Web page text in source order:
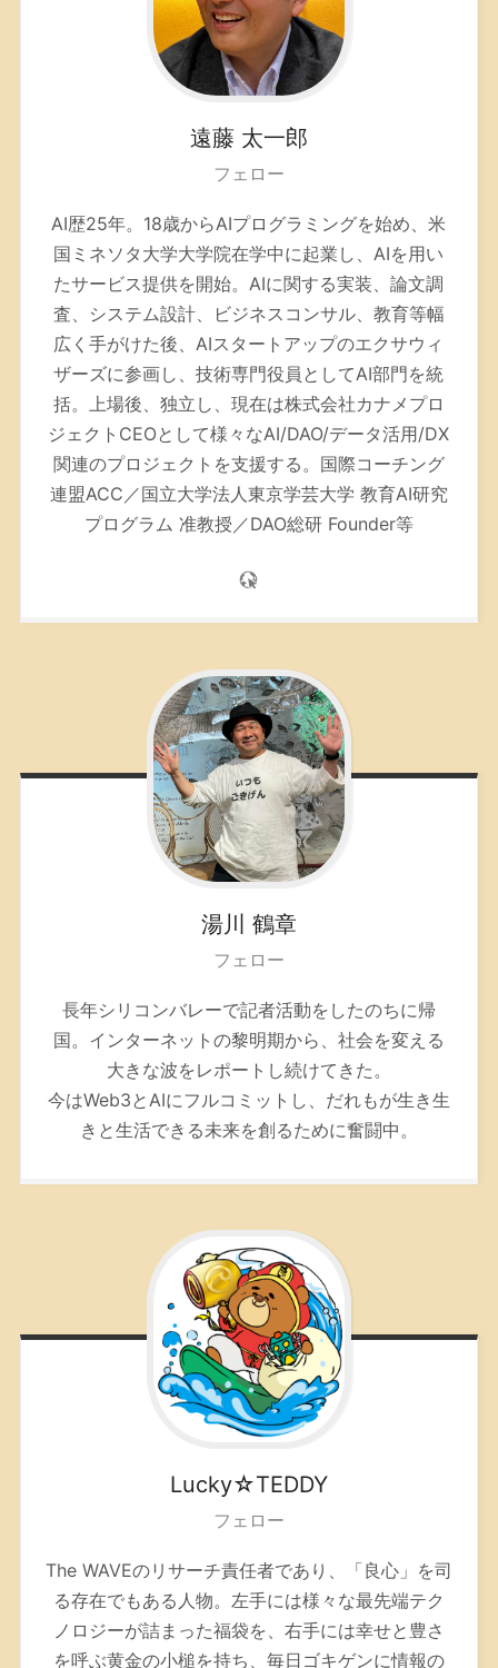
遠藤 太一郎
フェロー
AI歴25年。 18歳からAIプログラミングを始め、米
国ミネソタ大学大学院在学中に起業し、AIを用い
たサービス提供を開始。AIに関する実装、論文調
査、システム設計、ビジネスコンサル、教育等幅
広く手がけた後、AIスタートアップのエクサウィ
ザーズに参画し、技術専門役員としてAI部門を統
括。上場後、独立し、現在は株式会社カナメプロ
ジェクトCEOとして様々なAI/DAO/データ活用/DX
関連のプロジェクトを支援する。 国際コーチング
連盟ACC／国立大学法人東京学芸大学 教育AI研究
プログラム 准教授／DAO総研 Founder等
湯川 鶴章
フェロー
長年シリコンバレーで記者活動をしたのちに帰
国。インターネットの黎明期から、社会を変える
大きな波をレポートし続けてきた。
今はWeb3とAIにフルコミットし、だれもが生き生
きと生活できる未来を創るために奮闘中。
Lucky☆TEDDY
フェロー
The WAVEのリサーチ責任者であり、「良心」を司
る存在でもある人物。左手には様々な最先端テク
ノロジーが詰まった福袋を、右手には幸せと豊さ
を呼ぶ黄金の小槌を持ち、毎日ゴキゲンに情報の